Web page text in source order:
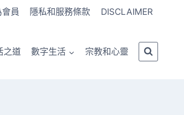
員 隱私和服務條款 DISCLAIMER
之道 數字生活 宗教和心靈